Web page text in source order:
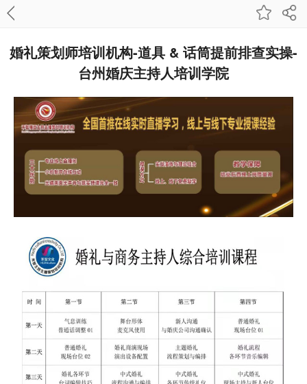
婚礼策划师培训机构-​道具 & 话筒提前排查实操-
台州婚庆主持人培训学院